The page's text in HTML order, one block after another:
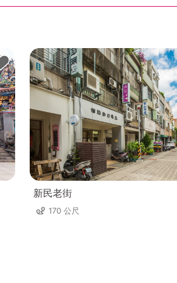
新民老街
170 公尺